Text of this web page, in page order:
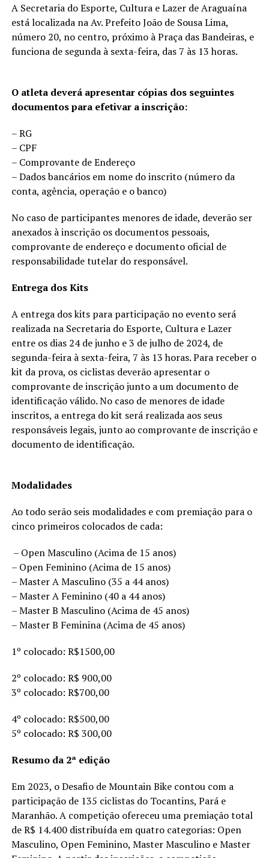
A Secretaria do Esporte, Cultura e Lazer de Araguaína
está localizada na Av. Prefeito João de Sousa Lima,
número 20, no centro, próximo à Praça das Bandeiras, e
funciona de segunda à sexta-feira, das 7 às 13 horas.
O atleta deverá apresentar cópias dos seguintes
documentos para efetivar a inscrição:
– RG
– CPF
– Comprovante de Endereço
– Dados bancários em nome do inscrito (número da
conta, agência, operação e o banco)
No caso de participantes menores de idade, deverão ser
anexados à inscrição os documentos pessoais,
comprovante de endereço e documento oficial de
responsabilidade tutelar do responsável.
Entrega dos Kits
A entrega dos kits para participação no evento será
realizada na Secretaria do Esporte, Cultura e Lazer
entre os dias 24 de junho e 3 de julho de 2024, de
segunda-feira à sexta-feira, 7 às 13 horas. Para receber o
kit da prova, os ciclistas deverão apresentar o
comprovante de inscrição junto a um documento de
identificação válido. No caso de menores de idade
inscritos, a entrega do kit será realizada aos seus
responsáveis legais, junto ao comprovante de inscrição e
documento de identificação.
Modalidades
Ao todo serão seis modalidades e com premiação para o
cinco primeiros colocados de cada:
– Open Masculino (Acima de 15 anos)
– Open Feminino (Acima de 15 anos)
– Master A Masculino (35 a 44 anos)
– Master A Feminino (40 a 44 anos)
– Master B Masculino (Acima de 45 anos)
– Master B Feminina (Acima de 45 anos)
1º colocado: R$1500,00
2º colocado: R$ 900,00
3º colocado: R$700,00
4º colocado: R$500,00
5º colocado: R$ 300,00
Resumo da 2ª edição
Em 2023, o Desafio de Mountain Bike contou com a
participação de 135 ciclistas do Tocantins, Pará e
Maranhão. A competição ofereceu uma premiação total
de R$ 14.400 distribuída em quatro categorias: Open
Masculino, Open Feminino, Master Masculino e Master